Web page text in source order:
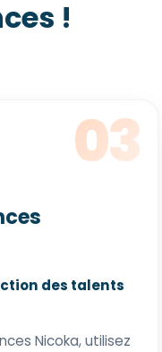
!
des talents
Nicoka, utilisez